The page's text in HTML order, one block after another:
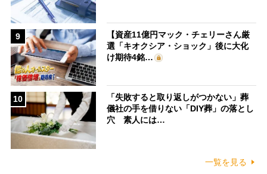
9
【資産11億円マック・チェリーさん厳
選「キオクシア・ショック」後に大化
け期待4銘…
10
「失敗すると取り返しがつかない」葬
儀社の手を借りない「DIY葬」の落とし
穴 素人には…
一覧を見る